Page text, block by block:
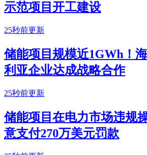
示范项目开工建设
25秒前更新
储能项目规模近1GWh！
利亚企业达成战略合作
25秒前更新
储能项目在电力市场违规
意支付270万美元罚款